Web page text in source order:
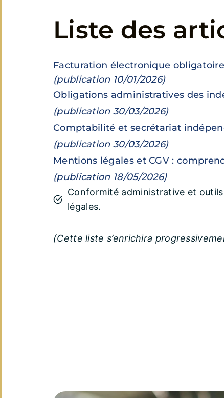
Liste des
Facturation électronique
(publication 10/01/2026)
Obligations administratives des
(publication 30/03/2026)
Comptabilité et secrétariat
(publication 30/03/2026)
Mentions légales et CGV :
(publication 18/05/2026)
Conformité administrative et
légales.
(Cette liste s’enrichira